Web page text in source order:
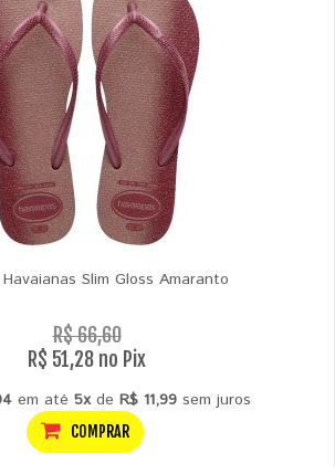
Slim Gloss Amaranto
R$ 66,60
R$ 51,28 no Pix
em até 5xde R$ 11,99sem juros
COMPRAR